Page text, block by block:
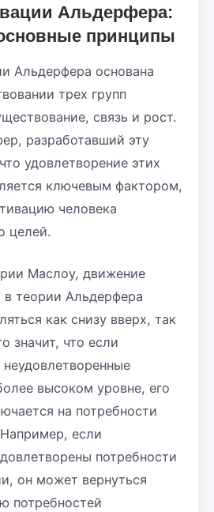
Альдерфера:
принципы
Альдерфера основана
трех групп
связь и рост.
разработавший эту
удовлетворение этих
ключевым фактором,
человека
целей.
Маслоу, движение
в теории Альдерфера
как снизу вверх, так
значит, что если
высоком уровне, его
на потребности
если
потребности
он может вернуться
потребностей